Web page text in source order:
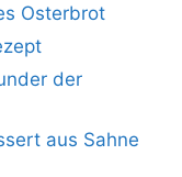
Osterbrot
der
aus Sahne